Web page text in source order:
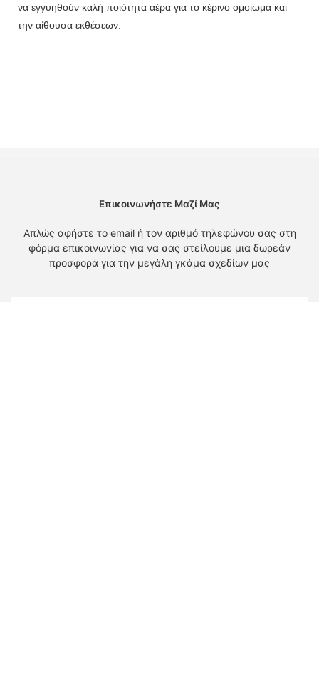
να εγγυηθούν καλή ποιότητα αέρα για το κέρινο ομοίωμα και
την αίθουσα εκθέσεων.
Επικοινωνήστε Μαζί Μας
Απλώς αφήστε το email ή τον αριθμό τηλεφώνου σας στη
φόρμα επικοινωνίας για να σας στείλουμε μια δωρεάν
προσφορά για την μεγάλη γκάμα σχεδίων μας